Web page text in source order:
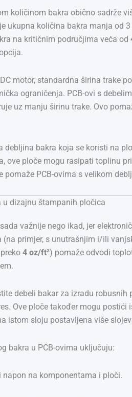
količinom bakra obično sadrže
ukupna količina bakra manja od
na kritičnim područjima veća od
DC motor, standardna širina trake
ograničenja. PCB-ovi s
uz manju širinu trake. Ovo
debljina bakra koja se koristi na
ove ploče mogu rasipati toplinu
pomaže PCB-ovima s velikom
u dizajnu štampanih pločica
važnije nego ikad, jer
primjer, s unutrašnjim i/ili
preko4 oz/ft²) pomaže odvodi
debeli bakar za izradu
Ove ploče također mogu
istom sloju postavljena više
bakra u PCB-ovima uključuju:
napon na komponentama i ploči.